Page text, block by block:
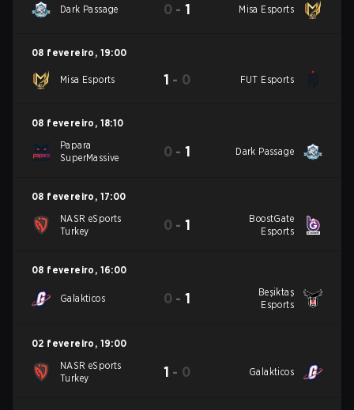
Dark Passage 0 -1 Misa Esports
08 fevereiro , 19:00
Misa Esports 1 - 0 FUT Esports
08 fevereiro , 18:10
Papara
SuperMassive
0 -1 Dark Passage
08 fevereiro , 17:00
NASR eSports
Turkey
0 -1
BoostGate
Esports
08 fevereiro , 16:00
Galakticos 0 -1
Beşiktaş
Esports
02 fevereiro , 19:00
NASR eSports
Turkey
1 - 0 Galakticos